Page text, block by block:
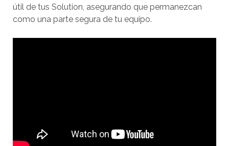
útil de tus Solution, asegurando que permanezcan
como una parte segura de tu equipo.